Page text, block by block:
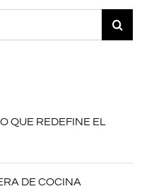
QUE REDEFINE EL
DE COCINA